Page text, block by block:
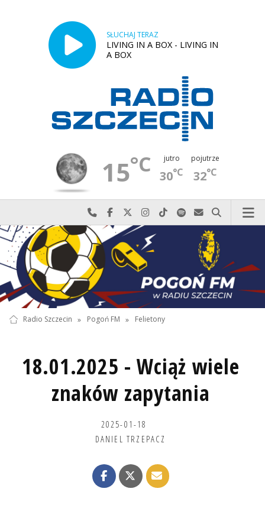
SŁUCHAJ TERAZ
LIVING IN A BOX - LIVING IN
A BOX
15°C jutro
30°C
pojutrze
32°C
Najlepiej po prostu do nas zadzwoń
Odwiedź nas na Facebook-u
Odwiedź nas na X
Odwiedź nas na Instagram-ie
Odwiedź nas na TikTok-u
Szukaj nas na Spotify
Wyślij do nas
Szukaj
Radio Szczecin » Pogoń FM » Felietony
18.01.2025 - Wciąż wiele
znaków zapytania
2025-01-18
DANIEL TRZEPACZ